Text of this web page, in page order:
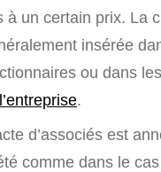
à un certain prix. La
insérée
ou dans
.
d’associés est
comme dans le